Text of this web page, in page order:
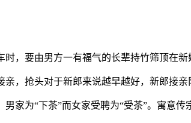
，要由男方一有福气的长辈持竹筛顶在新
，抢头对于新郎来说越早越好，新郎接
家为“下茶”而女家受聘为“受茶”。寓意传